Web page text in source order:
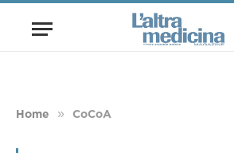
Home » CoCoA